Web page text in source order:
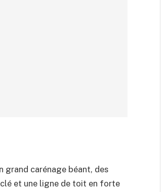
grand carénage béant, des
et une ligne de toit en forte